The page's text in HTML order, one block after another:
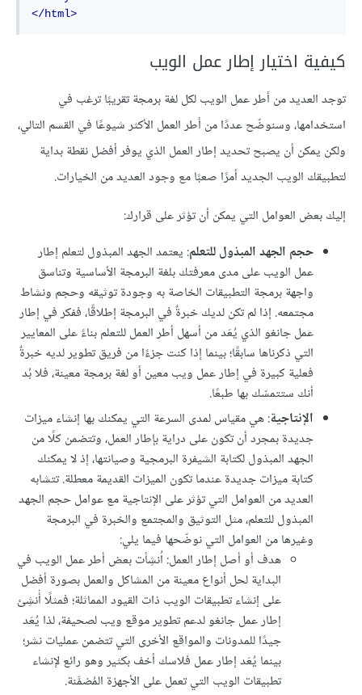
</html>
كيفية اختيار إطار عمل الويب
توجد العديد من أطر عمل الويب لكل لغة برمجة تقريبًا ترغب في
استخدامها، وسنوضّح عددًا من أطر العمل الأكثر شيوعًا في القسم التالي،
ولكن يمكن أن يصبح تحديد إطار العمل الذي يوفر أفضل نقطة بداية
لتطبيقك الويب الجديد أمرًا صعبًا مع وجود العديد من الخيارات.
إليك بعض العوامل التي يمكن أن تؤثر على قرارك:
حجم الجهد المبذول للتعلم: يعتمد الجهد المبذول لتعلم إطار
عمل الويب على مدى معرفتك بلغة البرمجة الأساسية وتناسق
واجهة برمجة التطبيقات الخاصة به وجودة توثيقه وحجم ونشاط
مجتمعه. إذا لم تكن لديك خبرةٌ في البرمجة إطلاقًا، ففكر في إطار
عمل جانغو الذي يُعَد من أسهل أطر العمل للتعلم بناءً على المعايير
التي ذكرناها سابقًا؛ بينما إذا كنت جزءًا من فريق تطوير لديه خبرةٌ
فعلية كبيرة في إطار عمل ويب معين أو لغة برمجة معينة، فلا بُد
أنك ستتمسّك بها طبعًا.
الإنتاجية: هي مقياس لمدى السرعة التي يمكنك بها إنشاء ميزات
جديدة بمجرد أن تكون على دراية بإطار العمل، وتتضمن كلًا من
الجهد المبذول لكتابة الشيفرة البرمجية وصيانتها، إذ لا يمكنك
كتابة ميزات جديدة عندما تكون الميزات القديمة معطلة. تتشابه
العديد من العوامل التي تؤثر على الإنتاجية مع عوامل حجم الجهد
المبذول للتعلم، مثل التوثيق والمجتمع والخبرة في البرمجة
وغيرها من العوامل التي نوضّحها فيما يلي:
هدف أو أصل إطار العمل: اُنشِأت بعض أطر عمل الويب في
البداية لحل أنواع معينة من المشاكل والعمل بصورة أفضل
على إنشاء تطبيقات الويب ذات القيود المماثلة؛ فمثلًا أُنشِئ
إطار عمل جانغو لدعم تطوير موقع ويب لصحيفة، لذا يُعَد
جيدًا للمدونات والمواقع الأخرى التي تتضمن عمليات نشر؛
بينما يُعَد إطار عمل فلاسك أخف بكثير وهو رائع لإنشاء
تطبيقات الويب التي تعمل على الأجهزة المُضمَّنة.